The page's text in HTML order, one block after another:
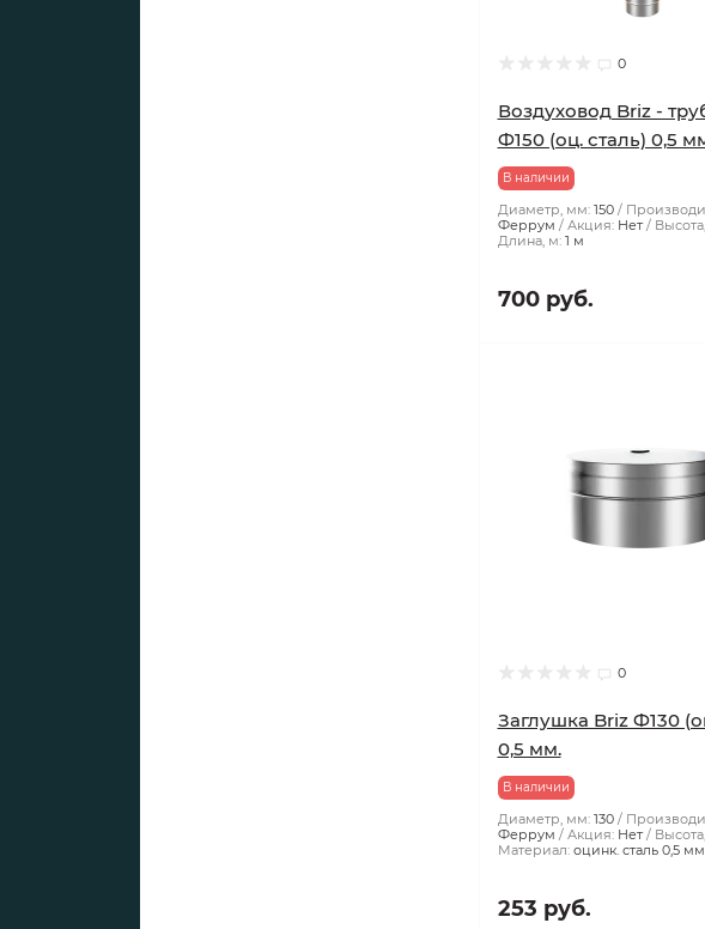
0
Воздуховод Briz -
Ф150 (оц. сталь) 0,5
В наличии
Диаметр, мм: 150
Феррум
Акция: Нет
Длина, м: 1 м
700 руб.
0
Заглушка Briz Ф130
0,5 мм.
В наличии
Диаметр, мм: 130
Феррум
Акция: Нет
Материал: оцинк. сталь 0,5 мм
253 руб.